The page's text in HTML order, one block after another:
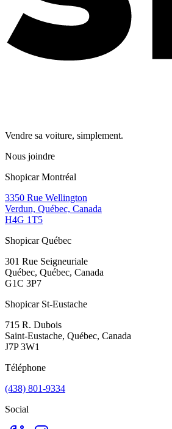
Vendre sa voiture, simplement.
Nous joindre
Shopicar Montréal
3350 Rue Wellington
Verdun, Québec, Canada
H4G 1T5
Shopicar Québec
301 Rue Seigneuriale
Québec, Québec, Canada
G1C 3P7
Shopicar St-Eustache
715 R. Dubois
Saint-Eustache, Québec, Canada
J7P 3W1
Téléphone
(438) 801-9334
Social